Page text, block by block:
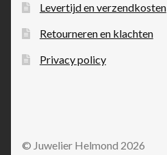
Levertijd en verzendkosten
Retourneren en klachten
Privacy policy
© Juwelier Helmond 2026